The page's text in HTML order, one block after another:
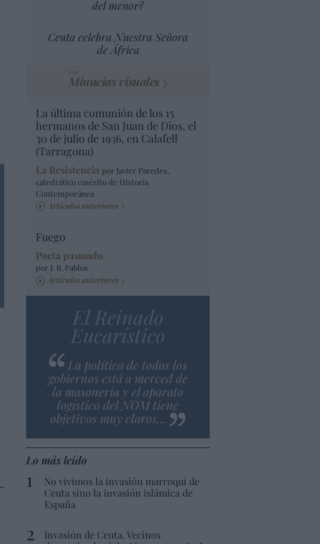
del menor?
Ceuta celebra Nuestra Señora
de África
Minucias visuales
La última comunión de los 15
hermanos de San Juan de Dios, el
30 de julio de 1936, en Calafell
(Tarragona)
La Resistencia por Javier Paredes,
catedrático emérito de Historia
Contemporánea
Artículos anteriores
Fuego
Poeta pasmado
por J. R. Pablos
Artículos anteriores
El Reinado
Eucarístico
La política de todos los
gobiernos está a merced de
la masonería y el aparato
logístico del NOM tiene
objetivos muy claros…
Lo más leído
No vivimos la invasión marroquí de
Ceuta sino la invasión islámica de
España
Invasión de Ceuta. Vecinos